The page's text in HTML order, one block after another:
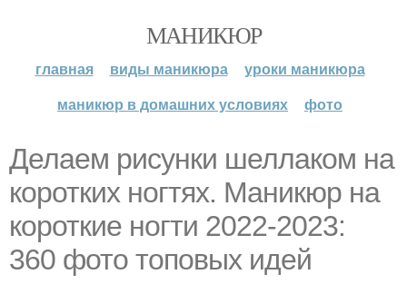
МАНИКЮР
главная виды маникюра
уроки маникюра
маникюр в домашних условиях
фото
Делаем рисунки шеллаком на
коротких ногтях. Маникюр на
короткие ногти 2022-2023:
360 фото топовых идей